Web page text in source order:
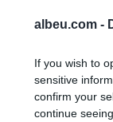
albeu.com -
If you wish to
sensitive
confirm your
continue